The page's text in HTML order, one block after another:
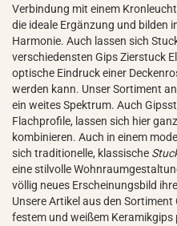
Verbindung mit einem
die ideale Ergänzung und bilden
Harmonie. Auch lassen sich
verschiedensten Gips Zierstuck
optische Eindruck einer
werden kann. Unser Sortiment
ein weites Spektrum. Auch
Flachprofile, lassen sich hier
kombinieren. Auch in einem
sich traditionelle, klassische
eine stilvolle
völlig neues Erscheinungsbild
Unsere Artikel aus den
festem und weißem Keramikgips